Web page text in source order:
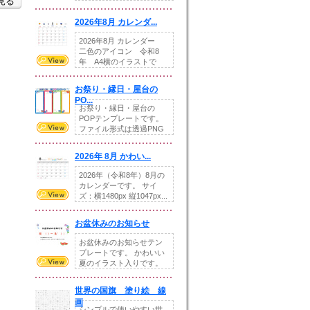
2026年8月 カレンダ...
2026年8月 カレンダー
二色のアイコン 令和8
年 A4横のイラストで
お祭り・縁日・屋台の
PO...
お祭り・縁日・屋台の
POPテンプレートです。
ファイル形式は透過PNG
2026年 8月 かわい...
2026年（令和8年）8月の
カレンダーです。 サイ
ズ：横1480px 縦1047px...
お盆休みのお知らせ
お盆休みのお知らせテン
プレートです。 かわいい
夏のイラスト入りです。
世界の国旗 塗り絵 線
画